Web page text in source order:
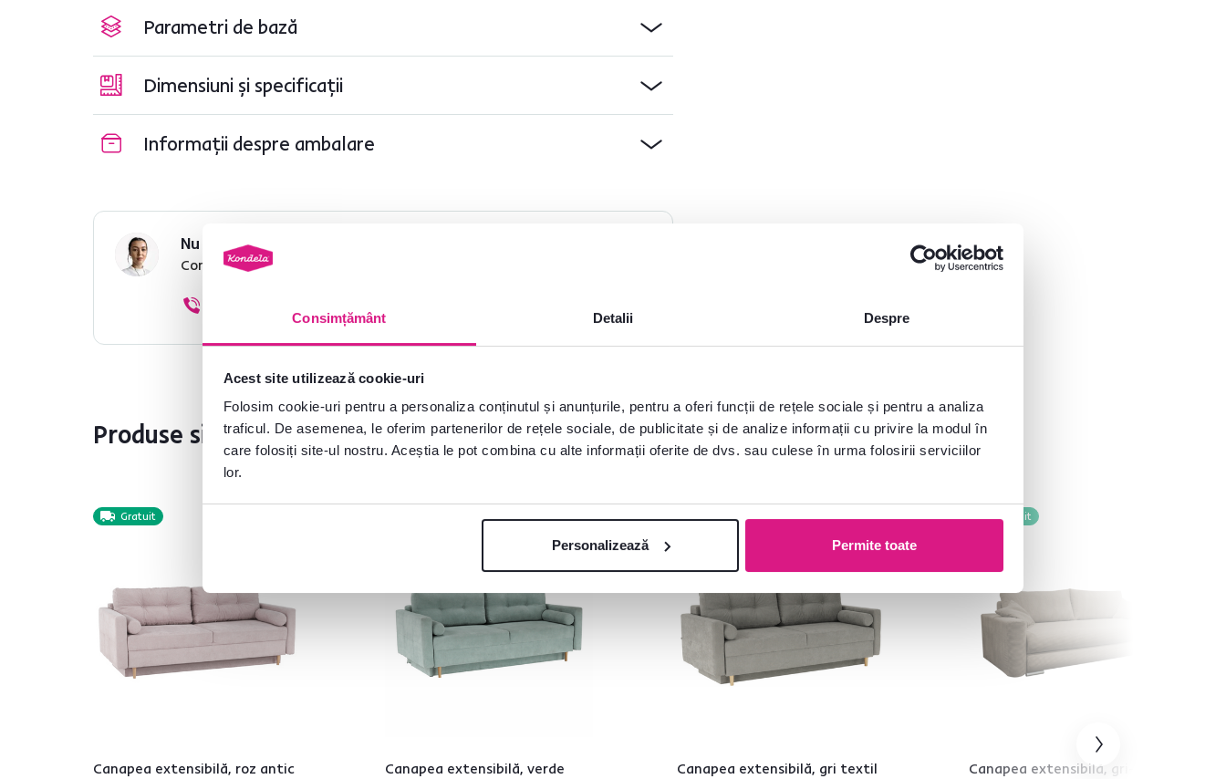
Consimțământ Detalii Despre
Acest site utilizează cookie-uri
Folosim cookie-uri pentru a personaliza conținutul și anunțurile, pentru a oferi funcții de rețele sociale și pentru a analiza
traficul. De asemenea, le oferim partenerilor de rețele sociale, de publicitate și de analize informații cu privire la modul în
care folosiți site-ul nostru. Aceștia le pot combina cu alte informații oferite de dvs. sau culese în urma folosirii serviciilor
lor.
Personalizează Permite toate
Parametri de bază
Dimensiuni și specificații
Informații despre ambalare
Nu ați găsit informațiile dorite?
Contactați-ne și vă vom ajuta cu plăcere
Produse similare
Gratuit
Canapea extensibilă, roz antic
Canapea extensibilă, verde
Gratuit
Canapea extensibilă, gri textil
Gratuit
Canapea extensibilă, gri-maro